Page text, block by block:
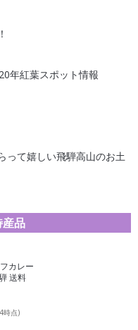
年紅葉スポット情報
って嬉しい飛騨高山のお土
産品
カレー
送料
時点)